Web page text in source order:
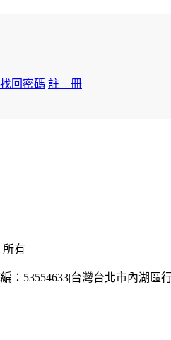
找回密碼 註 冊
所有
：53554633|台灣台北市內湖區